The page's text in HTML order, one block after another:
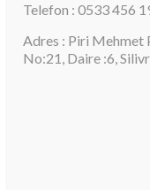
Telefon : 0533 456
Adres : Piri Mehmet
No:21, Daire :6,